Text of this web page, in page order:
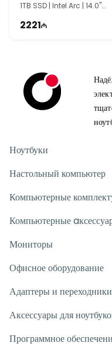
1TB SSD | Intel Arc | 14.0"
Win11
2221
Ноутбуки
Настольный компьютер
Компьютерные
Компьютерные
Мониторы
Офисное оборудование
Адаптеры и переходники
Аксессуары для
Программное